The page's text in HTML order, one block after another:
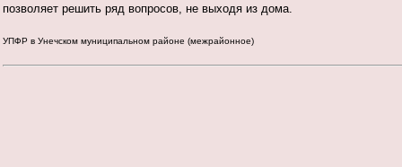
позволяет решить ряд вопросов, не выходя из дома.
УПФР в Унечском муниципальном районе (межрайонное)